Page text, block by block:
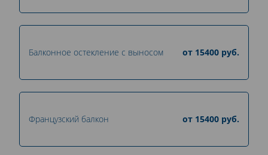
Балконное остекление с выносом от 15400 руб.
Французский балкон от 15400 руб.